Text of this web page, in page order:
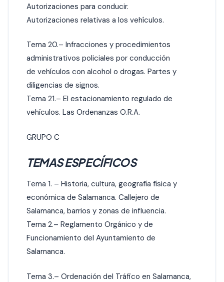
Autorizaciones para conducir.
Autorizaciones relativas a los vehículos.
Tema 20.– Infracciones y procedimientos
administrativos policiales por conducción
de vehículos con alcohol o drogas. Partes y
diligencias de signos.
Tema 21.– El estacionamiento regulado de
vehículos. Las Ordenanzas O.R.A.
GRUPO C
TEMAS ESPECÍFICOS
Tema 1. – Historia, cultura, geografía física y
económica de Salamanca. Callejero de
Salamanca, barrios y zonas de influencia.
Tema 2.– Reglamento Orgánico y de
Funcionamiento del Ayuntamiento de
Salamanca.
Tema 3.– Ordenación del Tráfico en Salamanca,